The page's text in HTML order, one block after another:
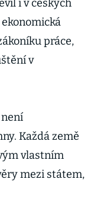
i v českých
práce,
v
Každá země
vlastním
mezi státem,